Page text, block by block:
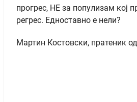
прогрес, НЕ за популизам кој
регрес. Едноставно е нели?
Мартин Костовски, пратеник